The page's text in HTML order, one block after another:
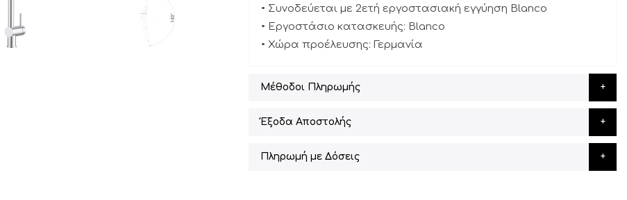
• Συνοδεύεται με 2ετή εργοστασιακή εγγύηση Blanco
• Εργοστάσιο κατασκευής: Blanco
• Χώρα προέλευσης: Γερμανία
Μέθοδοι Πληρωμής
Έξοδα Αποστολής
Πληρωμή με Δόσεις